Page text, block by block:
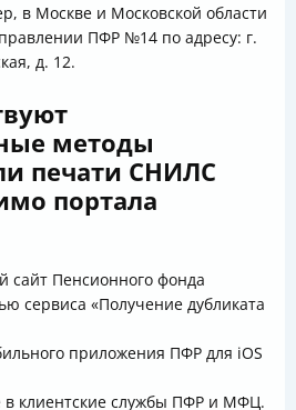
в Москве и Московской области
ПФР №14 по адресу: г.
д. 12.
методы
печати СНИЛС
портала
сайт Пенсионного фонда
сервиса «Получение дубликата
приложения ПФР для iOS
клиентские службы ПФР и МФЦ.